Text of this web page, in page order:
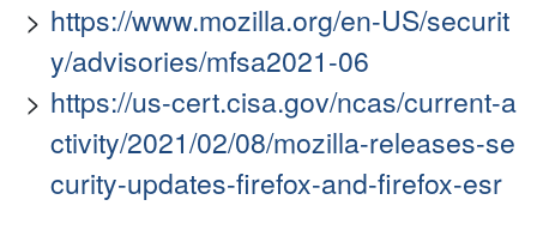
https://www.mozilla.org/en-US/securit
y/advisories/mfsa2021-06
https://us-cert.cisa.gov/ncas/current-a
ctivity/2021/02/08/mozilla-releases-se
curity-updates-firefox-and-firefox-esr